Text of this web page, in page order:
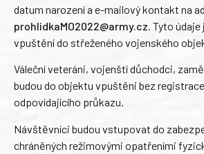
datum narození a e-mailový kontakt na
prohlidkaMO2022@army.cz . Tyto
vpuštění do střeženého vojenského
Váleční veteráni, vojenští důchodci,
budou do objektu vpuštěni bez
odpovídajícího průkazu.
Návštěvníci budou vstupovat do
chráněných režimovými opatřeními